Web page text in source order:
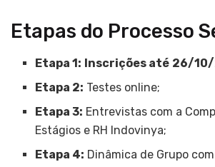
Etapas do Processo
Etapa 1: Inscrições até 26/
Etapa 2: Testes online;
Etapa 3: Entrevistas com a
Estágios e RH Indovinya;
Etapa 4: Dinâmica de Grupo com